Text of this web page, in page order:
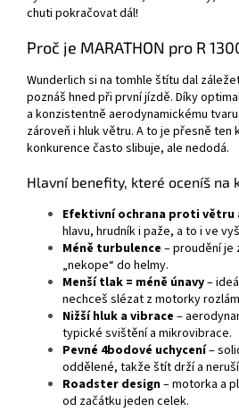
chuti pokračovat dál!
Proč je MARATHON pro R
Wunderlich si na tomhle štítu dal
poznáš hned při první jízdě. Díky
a konzistentně aerodynamickému
zároveň i hluk větru. A to je přesně
konkurence často slibuje, ale nedodá.
Hlavní benefity, které oceníš na
Efektivní ochrana proti větru
hlavu, hrudník i paže, a to i ve
Méně turbulence – proudění je
„nekope“ do helmy.
Menší tlak = méně únavy–
nechceš slézat z motorky
Nižší hluk a vibrace –
typické svištění a mikrovibrace.
Pevné 4bodové uchycení–
oddělené, takže štít drží a
Roadster design– motorka a
od začátku jeden celek.